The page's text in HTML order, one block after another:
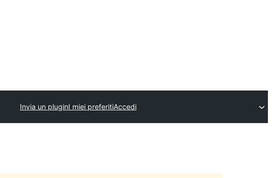
Invia un pluginI miei preferitiAccedi